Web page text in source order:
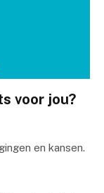
voor jou?
en kansen.